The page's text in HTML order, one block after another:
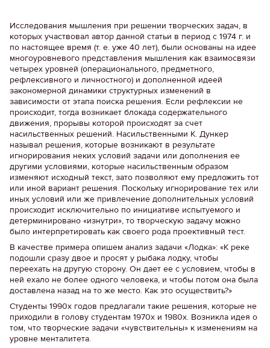
Исследования мышления при решении творческих задач, в
которых участвовал автор данной статьи в период с 1974 г. и
по настоящее время (т. е. уже 40 лет), были основаны на идее
многоуровневого представления мышления как взаимосвязи
четырех уровней (операционального, предметного,
рефлексивного и личностного) и дополненной идеей
закономерной динамики структурных изменений в
зависимости от этапа поиска решения. Если рефлексии не
происходит, тогда возникает блокада содержательного
движения, прорывы которой происходят за счет
насильственных решений. Насильственными К. Дункер
называл решения, которые возникают в результате
игнорирования неких условий задачи или дополнения ее
другими условиями, которые насильственным образом
изменяют исходный текст, зато позволяют ему предложить тот
или иной вариант решения. Поскольку игнорирование тех или
иных условий или же привлечение дополнительных условий
происходит исключительно по инициативе испытуемого и
детерминировано «изнутри», то творческую задачу можно
было интерпретировать как своего рода проективный тест.
В качестве примера опишем анализ задачи «Лодка»: «К реке
подошли сразу двое и просят у рыбака лодку, чтобы
переехать на другую сторону. Он дает ее с условием, чтобы в
ней ехало не более одного человека, и чтобы потом она была
доставлена назад на то же место. Как это осуществить?»
Студенты 1990х годов предлагали такие решения, которые не
приходили в голову студентам 1970х и 1980х. Возникла идея о
том, что творческие задачи «чувствительны» к изменениям на
уровне менталитета.